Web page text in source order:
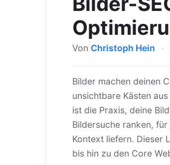
Von Christoph Hein ·
Bilder machen deinen
unsichtbare Kästen
ist die Praxis, deine
Bildersuche ranken,
Kontext liefern. Dieser
bis hin zu den Core